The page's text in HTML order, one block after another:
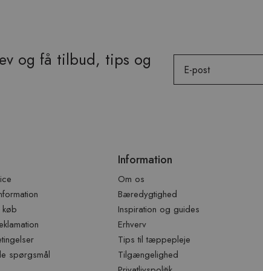
og få tilbud, tips og
spørgsmål
Information
Om os
Bæredygtighed
Inspiration og guides
Erhverv
Tips til tæppepleje
Tilgængelighed